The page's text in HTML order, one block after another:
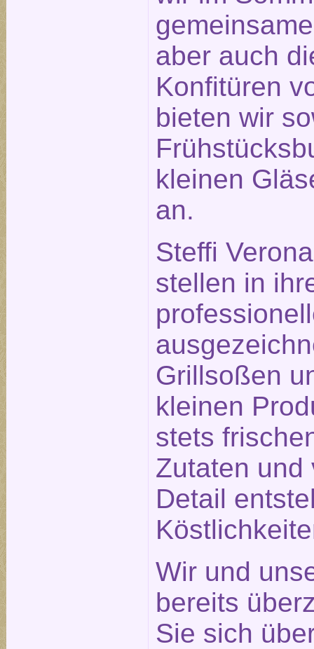
aber auch
Konfitüren
bieten wir
kleinen
an.
Steffi
stellen in
Grillsoßen
kleinen
stets
Zutaten und
Detail
Wir und
bereits
Sie sich